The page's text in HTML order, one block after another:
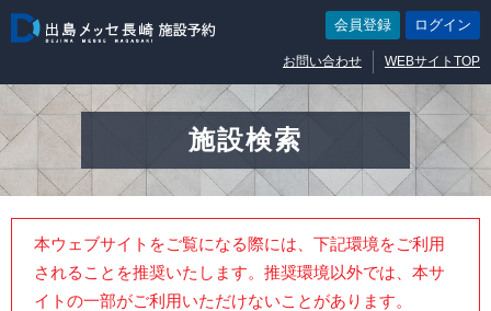
お問い合わせ WEBサイトTOP
会員登録 ログイン
施設検索
本ウェブサイトをご覧になる際には、下記環境をご利用
されることを推奨いたします。推奨環境以外では、本サ
イトの一部がご利用いただけないことがあります。